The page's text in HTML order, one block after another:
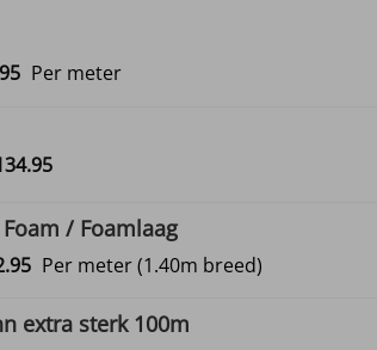
95Prijsklasse:
Per meter
95Prijsklasse:
tot
€134.95
Foam / Foamlaag
95Prijsklasse:
€12.95
Per meter(1.40m breed)
extra sterk 100m